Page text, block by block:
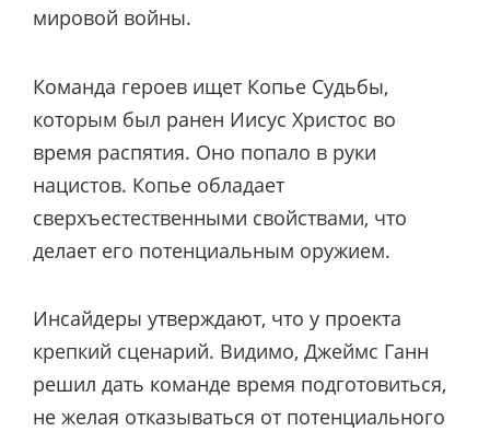
мировой войны.
Команда героев ищет Копье Судьбы,
которым был ранен Иисус Христос во
время распятия. Оно попало в руки
нацистов. Копье обладает
сверхъестественными свойствами, что
делает его потенциальным оружием.
Инсайдеры утверждают, что у проекта
крепкий сценарий. Видимо, Джеймс Ганн
решил дать команде время подготовиться,
не желая отказываться от потенциального